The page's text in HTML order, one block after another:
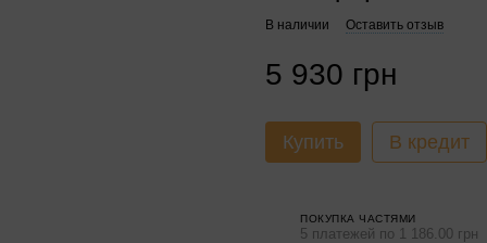
В наличии Оставить отзыв
5 930 грн
Купить В кредит
ПОКУПКА ЧАСТЯМИ
5 платежей по 1 186.00 грн